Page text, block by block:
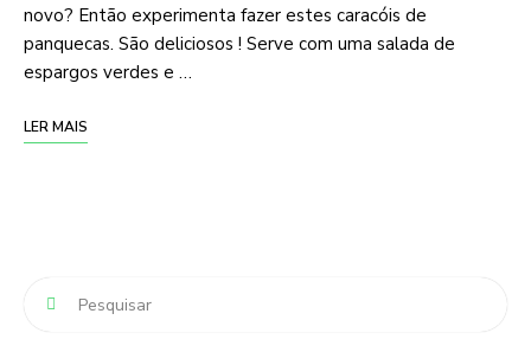
novo? Então experimenta fazer estes caracóis de
panquecas. São deliciosos ! Serve com uma salada de
espargos verdes e …
LER MAIS